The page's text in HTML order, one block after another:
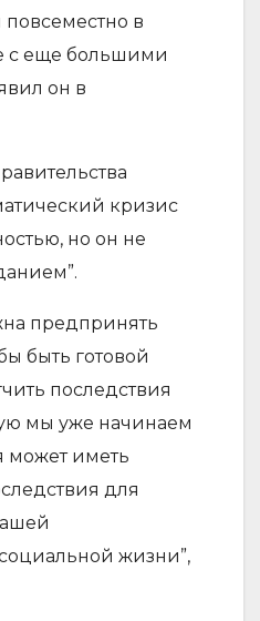
повсеместно в
с еще большими
он в
кризис
но он не
предпринять
быть готовой
последствия
мы уже начинаем
может иметь
для
жизни”,